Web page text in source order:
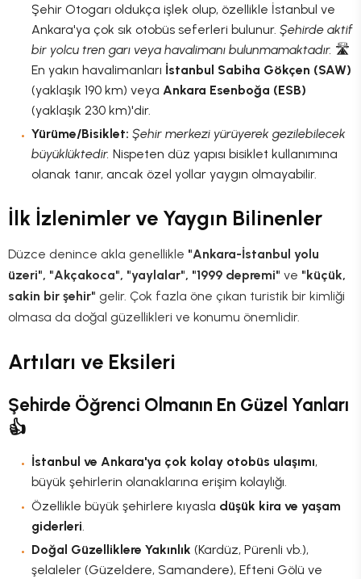
Şehir Otogarı oldukça işlek olup, özellikle İstanbul ve
Ankara'ya çok sık otobüs seferleri bulunur. Şehirde aktif
bir yolcu tren garı veya havalimanı bulunmamaktadır. 🛣️
En yakın havalimanları İstanbul Sabiha Gökçen (SAW)
(yaklaşık 190 km) veya Ankara Esenboğa (ESB)
(yaklaşık 230 km)'dir.
Yürüme/Bisiklet: Şehir merkezi yürüyerek gezilebilecek
büyüklüktedir. Nispeten düz yapısı bisiklet kullanımına
olanak tanır, ancak özel yollar yaygın olmayabilir.
İlk İzlenimler ve Yaygın Bilinenler
Düzce denince akla genellikle "Ankara-İstanbul yolu
üzeri", "Akçakoca", "yaylalar", "1999 depremi" ve "küçük,
sakin bir şehir" gelir. Çok fazla öne çıkan turistik bir kimliği
olmasa da doğal güzellikleri ve konumu önemlidir.
Artıları ve Eksileri
Şehirde Öğrenci Olmanın En Güzel Yanları
👍
İstanbul ve Ankara'ya çok kolay otobüs ulaşımı,
büyük şehirlerin olanaklarına erişim kolaylığı.
Özellikle büyük şehirlere kıyasla düşük kira ve yaşam
giderleri
Doğal Güzelliklere Yakınlık (Kardüz, Pürenli vb.),
şelaleler (Güzeldere, Samandere), Efteni Gölü ve